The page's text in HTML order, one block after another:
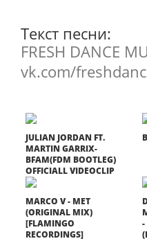
Текст песни:
FRESH DANCE
vk.com/
JULIAN JORDAN FT.
MARTIN GARRIX-
BFAM(FDM BOOTLEG)
OFFICIALL VIDEOCLIP
MARCO V - MET
(ORIGINAL MIX)
[FLAMINGO
RECORDINGS]
-